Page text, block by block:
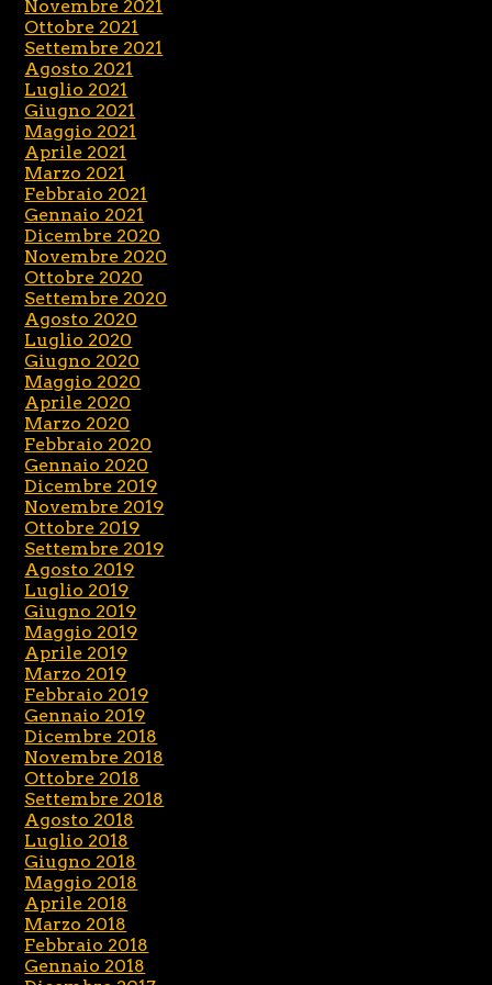
Novembre 2021
Ottobre 2021
Settembre 2021
Agosto 2021
Luglio 2021
Giugno 2021
Maggio 2021
Aprile 2021
Marzo 2021
Febbraio 2021
Gennaio 2021
Dicembre 2020
Novembre 2020
Ottobre 2020
Settembre 2020
Agosto 2020
Luglio 2020
Giugno 2020
Maggio 2020
Aprile 2020
Marzo 2020
Febbraio 2020
Gennaio 2020
Dicembre 2019
Novembre 2019
Ottobre 2019
Settembre 2019
Agosto 2019
Luglio 2019
Giugno 2019
Maggio 2019
Aprile 2019
Marzo 2019
Febbraio 2019
Gennaio 2019
Dicembre 2018
Novembre 2018
Ottobre 2018
Settembre 2018
Agosto 2018
Luglio 2018
Giugno 2018
Maggio 2018
Aprile 2018
Marzo 2018
Febbraio 2018
Gennaio 2018